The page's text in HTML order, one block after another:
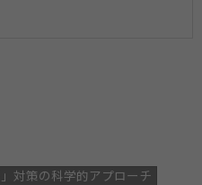
」対策の科学的アプローチ